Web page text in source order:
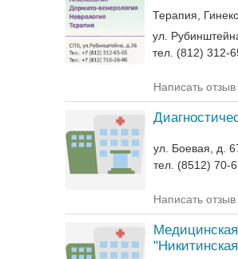
Терапия
ул.
тел. (812) 312-
Написать отзыв
ул. Боевая, д.
тел. (8512) 70-
Написать отзыв